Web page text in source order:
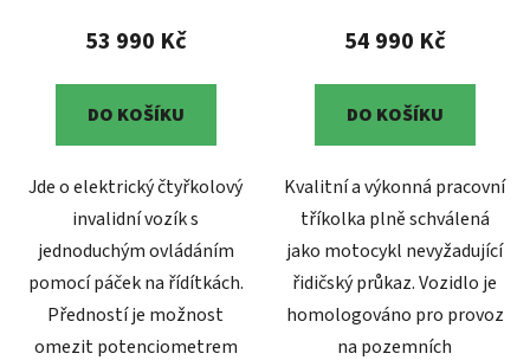
53 990 Kč
DO KOŠÍKU
Jde o elektrický čtyřkolový
invalidní vozík s
jednoduchým ovládáním
pomocí páček na řídítkách.
Předností je možnost
omezit potenciometrem
54 990 Kč
DO KOŠÍKU
Kvalitní a výkonná pracovní
tříkolka plně schválená
jako motocykl nevyžadující
řidičský průkaz. Vozidlo je
homologováno pro provoz
na pozemních